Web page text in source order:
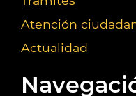
Atención
Actualidad